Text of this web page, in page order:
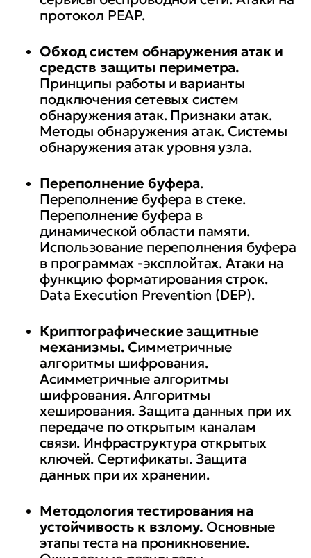
протокол РЕАР.
Обход систем обнаружения атак и
средств защиты периметра.
Принципы работы и варианты
подключения сетевых систем
обнаружения атак. Признаки атак.
Методы обнаружения атак. Системы
обнаружения атак уровня узла.
Переполнение буфера.
Переполнение буфера в стеке.
Переполнение буфера в
динамической области памяти.
Использование переполнения буфера
в программах -эксплойтах. Атаки на
функцию форматирования строк.
Data Execution Prevention (DEP).
Криптографические защитные
механизмы. Симметричные
алгоритмы шифрования.
Асимметричные алгоритмы
шифрования. Алгоритмы
хеширования. Защита данных при их
передаче по открытым каналам
связи. Инфраструктура открытых
ключей. Сертификаты. Защита
данных при их хранении.
Методология тестирования на
устойчивость к взлому. Основные
этапы теста на проникновение.